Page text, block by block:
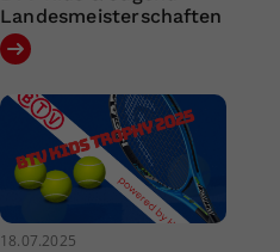
Landesmeisterschaften
18.07.2025